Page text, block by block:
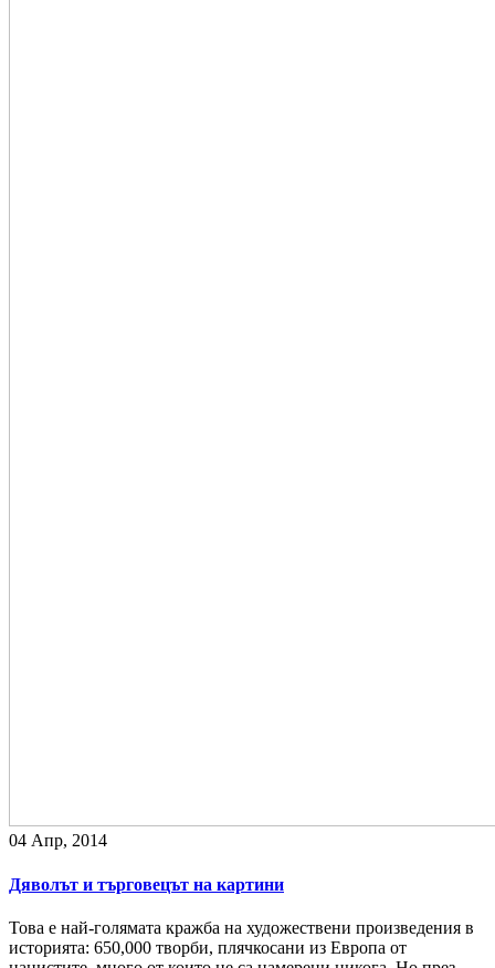
04 Апр, 2014
Дяволът и търговецът на картини
Това е най-голямата кражба на художествени произведения в
историята: 650,000 творби, плячкосани из Европа от